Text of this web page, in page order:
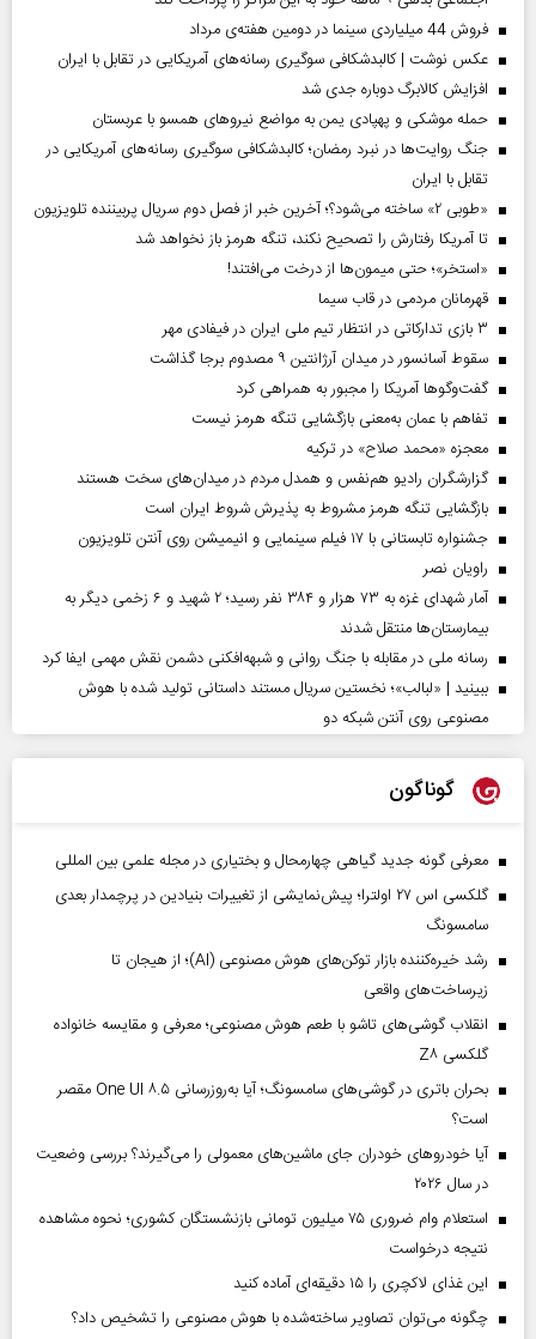
فروش 44 میلیاردی سینما در دومین هفته‌ی مرداد
عکس نوشت | کالبدشکافی سوگیری رسانه‌های آمریکایی در تقابل با ایران
افزایش کالابرگ دوباره جدی شد
حمله موشکی و پهپادی یمن به مواضع نیروهای همسو با عربستان
جنگ روایت‌ها در نبرد رمضان؛ کالبدشکافی سوگیری رسانه‌های آمریکایی در
تقابل با ایران
«طوبی ۲» ساخته می‌شود؟؛ آخرین خبر از فصل دوم سریال پربیننده تلویزیون
تا آمریکا رفتارش را تصحیح نکند، تنگه هرمز باز نخواهد شد
«استخر»‌‌؛ حتی میمون‌ها از درخت می‌افتند!
قهرمانان مردمی در قاب سیما
۳ بازی تدارکاتی در انتظار تیم ملی ایران در فیفادی مهر
سقوط آسانسور در میدان آرژانتین ۹ مصدوم برجا گذاشت
گفت‌وگوها آمریکا را مجبور به همراهی کرد
تفاهم با عمان به‌معنی بازگشایی تنگه هرمز نیست
معجزه «محمد صلاح» در ترکیه
گزارشگران رادیو هم‌نفس و همدل مردم در میدان‌های سخت هستند
بازگشایی تنگه هرمز مشروط به پذیرش شروط ایران است
جشنواره تابستانی با ۱۷ فیلم سینمایی و انیمیشن روی آنتن تلویزیون
راویان نصر
آمار شهدای غزه به ۷۳ هزار و ۳۸۴ نفر رسید؛ ۲ شهید و ۶ زخمی دیگر به
بیمارستان‌ها منتقل شدند
رسانه ملی در مقابله با جنگ روانی و شبهه‌افکنی دشمن نقش مهمی ایفا کرد
ببینید | «لبالب»؛ نخستین سریال مستند داستانی تولید شده با هوش
مصنوعی روی آنتن شبکه دو
گوناگون
معرفی گونه جدید گیاهی چهارمحال و بختیاری در مجله علمی بین المللی
گلکسی اس ۲۷ اولترا؛ پیش‌نمایشی از تغییرات بنیادین در پرچمدار بعدی
سامسونگ
رشد خیره‌کننده بازار توکن‌های هوش مصنوعی (AI)؛ از هیجان تا
زیرساخت‌های واقعی
انقلاب گوشی‌های تاشو‌ با طعم هوش مصنوعی؛ معرفی و مقایسه خانواده
گلکسی Z۸
بحران باتری در گوشی‌های سامسونگ؛ آیا به‌روزرسانی One UI ۸.۵ مقصر
است؟
آیا خودروهای خودران جای ماشین‌های معمولی را می‌گیرند؟ بررسی وضعیت
در سال ۲۰۲۶
استعلام وام ضروری ۷۵ میلیون تومانی بازنشستگان کشوری؛ نحوه مشاهده
نتیجه درخواست
این غذای لاکچری را ۱۵ دقیقه‌ای آماده کنید
چگونه می‌توان تصاویر ساخته‌شده با هوش مصنوعی را تشخیص داد؟